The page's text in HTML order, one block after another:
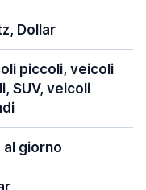
Dollar
piccoli, veicoli
SUV, veicoli
al giorno